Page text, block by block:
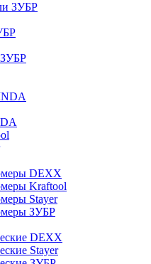
ЗУБР
DEXX
Kraftool
Stayer
ЗУБР
DEXX
Stayer